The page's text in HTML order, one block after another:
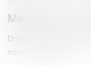
40 uur
Medewerker
Door jouw skills
minimale beperkt!